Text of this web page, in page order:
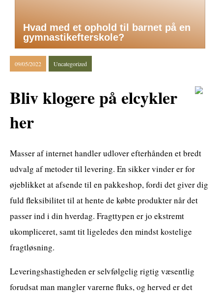
Hvad med et ophold til barnet på en
gymnastikefterskole?
09/05/2022 Uncategorized
Bliv klogere på elcykler
her
Masser af internet handler udlover efterhånden et bredt
udvalg af metoder til levering. En sikker vinder er for
øjeblikket at afsende til en pakkeshop, fordi det giver dig
fuld fleksibilitet til at hente de købte produkter når det
passer ind i din hverdag. Fragttypen er jo ekstremt
ukompliceret, samt tit ligeledes den mindst kostelige
fragtløsning.
Leveringshastigheden er selvfølgelig rigtig væsentlig
forudsat man mangler varerne fluks, og herved er det